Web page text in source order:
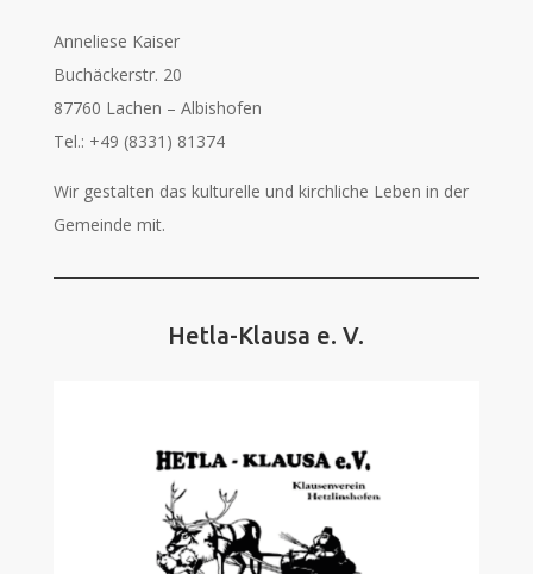
Anneliese Kaiser
Buchäckerstr. 20
87760 Lachen – Albishofen
Tel.: +49 (8331) 81374
Wir gestalten das kulturelle und kirchliche Leben in der
Gemeinde mit.
Hetla-Klausa e. V.